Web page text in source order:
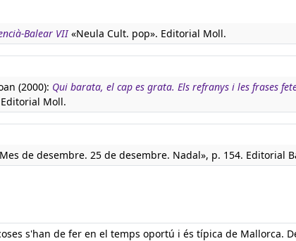
Balear VII«Neula Cult. pop». Editorial Moll.
(2000): Qui barata, el cap es grata. Els refranys i les frases
Moll.
de desembre. 25 de desembre. Nadal», p. 154. Editorial
s'han de fer en el temps oportú i és típica de Mallorca.